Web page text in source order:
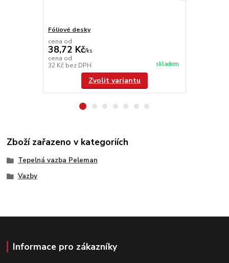
Fóliové desky
cena od
38,72 Kč/ks
cena od
32 Kč bez DPH skladem
Zvolit variantu
Zboží zařazeno v kategoriích
Tepelná vazba Peleman
Vazby
Informace pro zákazníky